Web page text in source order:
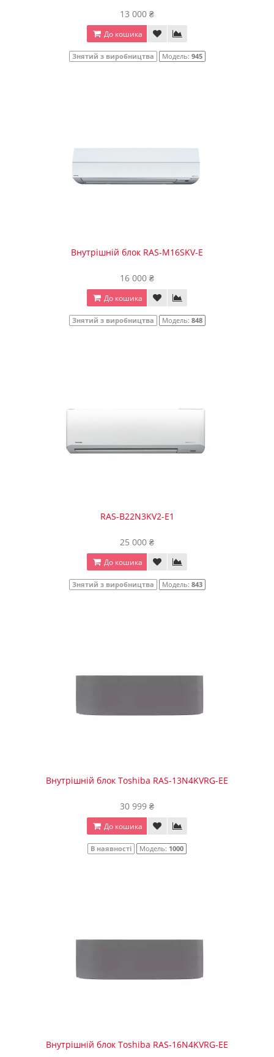
13 000 ₴
До кошика
Знятий з виробництва Модель: 945
Внутрішній блок RAS-M16SKV-E
16 000 ₴
До кошика
Знятий з виробництва Модель: 848
RAS-B22N3KV2-E1
25 000 ₴
До кошика
Знятий з виробництва Модель: 843
Внутрішній блок Toshiba RAS-13N4KVRG-EE
30 999 ₴
До кошика
В наявності Модель: 1000
Внутрішній блок Toshiba RAS-16N4KVRG-EE